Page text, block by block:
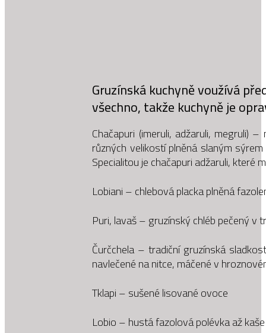
Gruzínská kuchyně voužívá
všechno, takže kuchyně je
Chačapuri (imeruli, adžaruli, megruli)
různých velikostí plněná slaným
Specialitou je chačapuri adžaruli, které
Lobiani – chlebová placka plněná
Puri, lavaš – gruzínský chléb pečený v
Čurčchela – tradiční gruzínská
navlečené na nitce, máčené v
Tklapi – sušené lisované ovoce
Lobio – hustá fazolová polévka až